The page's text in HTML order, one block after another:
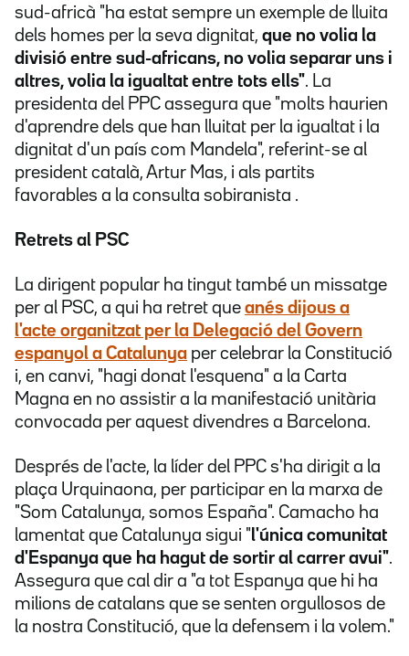
sud-africà "ha estat sempre un exemple de lluita
dels homes per la seva dignitat, que no volia la
divisió entre sud-africans, no volia separar uns i
altres, volia la igualtat entre tots ells". La
presidenta del PPC assegura que "molts haurien
d'aprendre dels que han lluitat per la igualtat i la
dignitat d'un país com Mandela", referint-se al
president català, Artur Mas, i als partits
favorables a la consulta sobiranista .
Retrets al PSC
La dirigent popular ha tingut també un missatge
per al PSC, a qui ha retret que anés dijous a
l'acte organitzat per la Delegació del Govern
espanyol a Catalunya per celebrar la Constitució
i, en canvi, "hagi donat l'esquena" a la Carta
Magna en no assistir a la manifestació unitària
convocada per aquest divendres a Barcelona.
Després de l'acte, la líder del PPC s'ha dirigit a la
plaça Urquinaona, per participar en la marxa de
"Som Catalunya, somos España". Camacho ha
lamentat que Catalunya sigui " l'única comunitat
d'Espanya que ha hagut de sortir al carrer avui".
Assegura que cal dir a "a tot Espanya que hi ha
milions de catalans que se senten orgullosos de
la nostra Constitució, que la defensem i la volem."